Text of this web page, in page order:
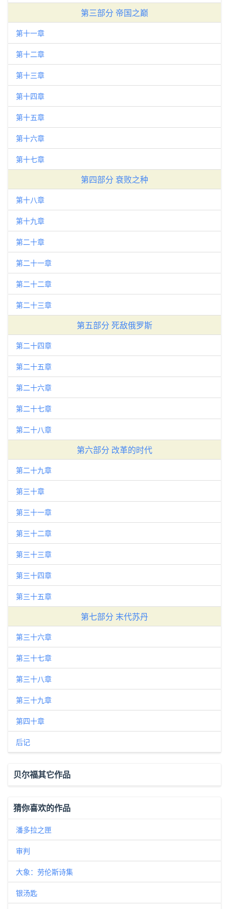
第三部分 帝国之巅
第十一章
第十二章
第十三章
第十四章
第十五章
第十六章
第十七章
第四部分 衰败之种
第十八章
第十九章
第二十章
第二十一章
第二十二章
第二十三章
第五部分 死敌俄罗斯
第二十四章
第二十五章
第二十六章
第二十七章
第二十八章
第六部分 改革的时代
第二十九章
第三十章
第三十一章
第三十二章
第三十三章
第三十四章
第三十五章
第七部分 末代苏丹
第三十六章
第三十七章
第三十八章
第三十九章
第四十章
后记
贝尔福其它作品
猜你喜欢的作品
潘多拉之匣
审判
大象：劳伦斯诗集
银汤匙